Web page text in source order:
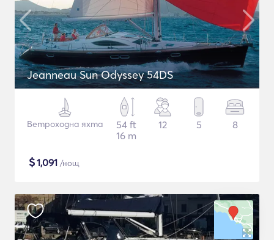
Jeanneau Sun Odyssey 54DS
Ветроходна яхта
54 ft
16 m
12 5 8
$1,091 /нощ